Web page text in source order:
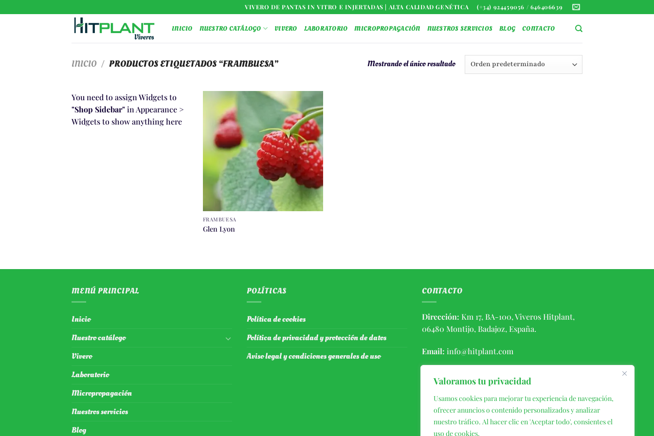
Valoramos tu privacidad
Usamos cookies para mejorar tu experiencia de navegación,
ofrecer anuncios o contenido personalizados y analizar
nuestro tráfico. Al hacer clic en 'Aceptar todo', consientes el
uso de cookies.
VIVERO DE PANTAS IN VITRO E INJERTADAS | ALTA CALIDAD GENÉTICA (+34) 924459056 / 646406639
INICIO NUESTRO CATÁLOGO VIVERO LABORATORIO MICROPROPAGACIÓN NUESTROS SERVICIOS BLOG CONTACTO
INICIO / PRODUCTOS ETIQUETADOS “FRAMBUESA” Mostrando el único resultado
You need to assign Widgets to
"Shop Sidebar"in Appearance >
Widgetsto show anything here
FRAMBUESA
Glen Lyon
MENÚ PRINCIPAL
Inicio
Nuestro catálogo
Vivero
Laboratorio
Micropropagación
Nuestros servicios
Blog
POLÍTICAS
Política de cookies
Política de privacidad y protección de datos
Aviso legal y condiciones generales de uso
CONTACTO
Dirección: Km 17, BA-100, Viveros Hitplant,
06480 Montijo, Badajoz, España.
Email: info@hitplant.com